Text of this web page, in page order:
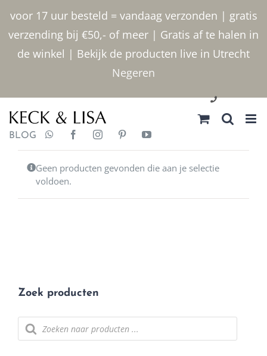
voor 17 uur besteld = vandaag verzonden | gratis
verzending bij €50,- of meer | Gratis af te halen in
de winkel | Bekijk de producten live in Utrecht
Negeren
inhoud
030 2400000
BLOG
Geen producten gevonden die aan je selectie
voldoen.
Zoek producten
Producten
zoeken